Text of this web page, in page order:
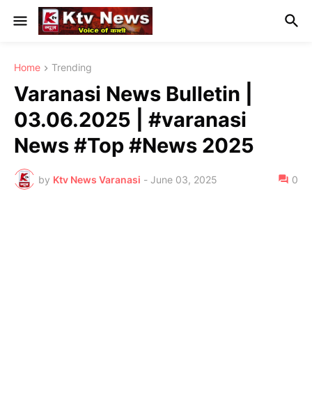
Home Trending
Varanasi News Bulletin |
03.06.2025 | #varanasi
News #Top #News 2025
by Ktv News Varanasi - June 03, 2025 0